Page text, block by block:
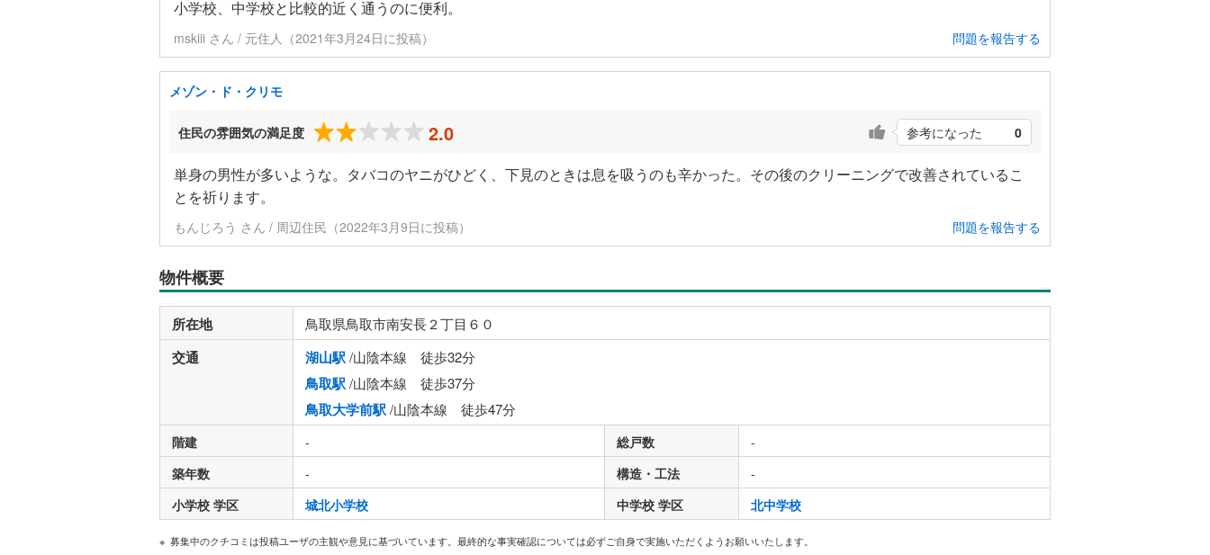
小学校、中学校と比較的近く通うのに便利。
mskiii さん / 元住人（2021年3月24日に投稿） 問題を報告する
メゾン・ド・クリモ
住民の雰囲気の満足度 2.0 参考になった 0
単身の男性が多いような。タバコのヤニがひどく、下見のときは息を吸うのも辛かった。その後のクリーニングで改善されているこ
とを祈ります。
もんじろう さん / 周辺住民（2022年3月9日に投稿） 問題を報告する
物件概要
所在地 鳥取県鳥取市南安長２丁目６０
交通 湖山駅/山陰本線 徒歩32分
鳥取駅/山陰本線 徒歩37分
鳥取大学前駅/山陰本線 徒歩47分
階建 - 総戸数
-
築年数
- 構造・工法
-
小学校 学区
城北小学校 中学校 学区 北中学校
募集中のクチコミは投稿ユーザの主観や意見に基づいています。最終的な事実確認については必ずご自身で実施いただくようお願いいたします。